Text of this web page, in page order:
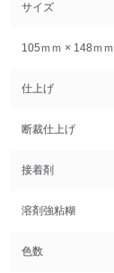
サイズ
105ｍｍ × 148ｍｍ
仕上げ
断裁仕上げ
接着剤
溶剤強粘糊
色数